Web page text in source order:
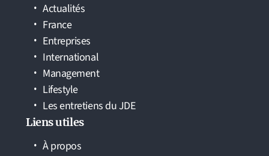
Actualités
France
Entreprises
International
Management
Lifestyle
Les entretiens du JDE
Liens utiles
À propos